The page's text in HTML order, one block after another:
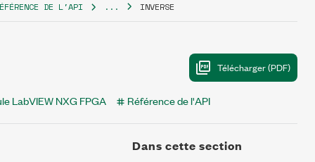
DE L'API ... INVERSE
LabVIEW NXG FPGA Référence de l'API
Dans cette section